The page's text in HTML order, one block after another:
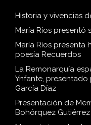
Historia y vivencias
María Ríos presentó
María Ríos presenta
poesía Recuerdos
La Remonarquía
Ynfante, presentado
García Díaz
Presentación de